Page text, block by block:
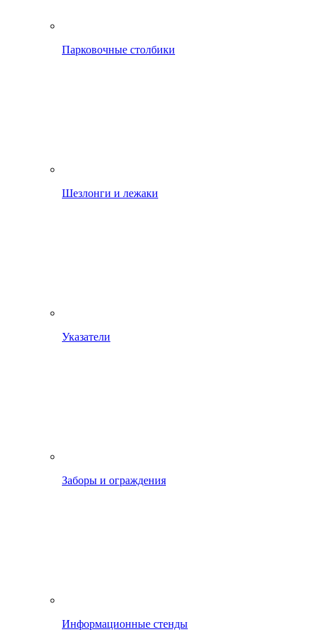
Парковочные столбики
Шезлонги и лежаки
Указатели
Заборы и ограждения
Информационные стенды